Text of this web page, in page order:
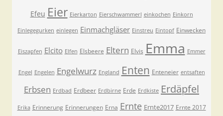
Efeu Eier Eierkarton Eierschwammerl einkochen Einkorn
Einlegegurken einlegen Einmachgläser Einstreu Eintopf Einwecken
Eiszapfen Elcito Elfen Elsbeere Eltern Elvis Emma Emmer
Engel Engelen Engelwurz England Enten Enteneier entsaften
Erbsen Erdbad Erdbeer Erdbirne Erde Erdkiste Erdäpfel
Erika Erinnerung Erinnerungen Erna Ernte Ernte2017 Ernte 2017